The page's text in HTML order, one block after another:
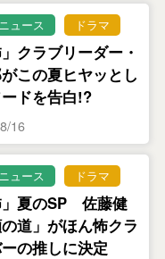
ュース ドラマ
」クラブリーダー・
この夏ヒヤッとし
ドを告白!?
16
ュース ドラマ
」夏のSP 佐藤健
道」がほん怖クラ
の推しに決定